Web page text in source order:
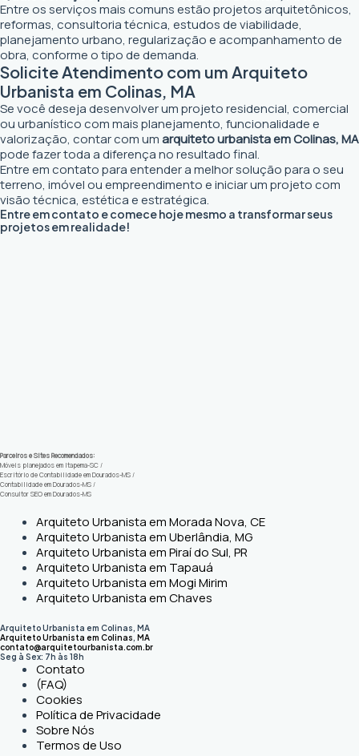
Entre os serviços mais comuns estão projetos arquitetônicos,
reformas, consultoria técnica, estudos de viabilidade,
planejamento urbano, regularização e acompanhamento de
obra, conforme o tipo de demanda.
Solicite Atendimento com um Arquiteto
Urbanista em Colinas, MA
Se você deseja desenvolver um projeto residencial, comercial
ou urbanístico com mais planejamento, funcionalidade e
valorização, contar com umarquiteto urbanista em Colinas, MA
pode fazer toda a diferença no resultado final.
Entre em contato para entender a melhor solução para o seu
terreno, imóvel ou empreendimento e iniciar um projeto com
visão técnica, estética e estratégica.
Entre em contato e comece hoje mesmo a transformar seus
projetos em realidade!
Parceiros e Sites Recomendados:
Móveis planejados em Itapema-SC /
Escritório de Contabilidade em Dourados-MS /
Contabilidade em Dourados-MS /
Consultor SEO em Dourados-MS
Arquiteto Urbanista em Morada Nova, CE
Arquiteto Urbanista em Uberlândia, MG
Arquiteto Urbanista em Piraí do Sul, PR
Arquiteto Urbanista em Tapauá
Arquiteto Urbanista em Mogi Mirim
Arquiteto Urbanista em Chaves
Arquiteto Urbanista em Colinas, MA
Arquiteto Urbanista em Colinas, MA
contato@arquitetourbanista.com.br
Seg à Sex: 7h às 18h
Contato
(FAQ)
Cookies
Política de Privacidade
Sobre Nós
Termos de Uso